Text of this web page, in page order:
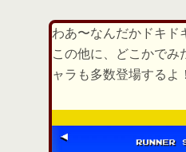
わあ〜なんだかドキド
この他に、どこかでみ
ャラも多数登場するよ！